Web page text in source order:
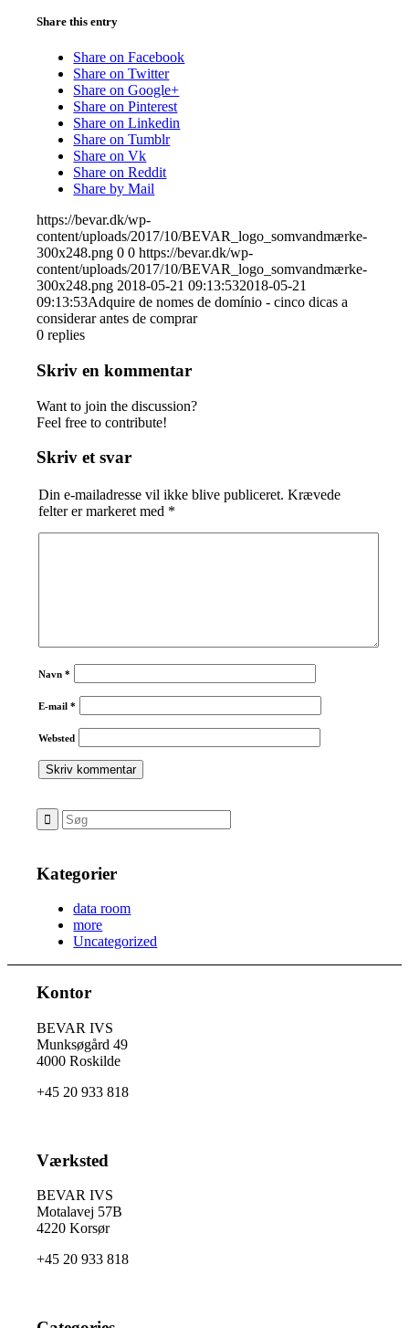
Share this entry
Share on Facebook
Share on Twitter
Share on Google+
Share on Pinterest
Share on Linkedin
Share on Tumblr
Share on Vk
Share on Reddit
Share by Mail
https://bevar.dk/wp-
content/uploads/2017/10/BEVAR_logo_somvandmærke-
300x248.png 0 0 https://bevar.dk/wp-
content/uploads/2017/10/BEVAR_logo_somvandmærke-
300x248.png 2018-05-21 09:13:532018-05-21
09:13:53Adquire de nomes de domínio - cinco dicas a
considerar antes de comprar
0 replies
Skriv en kommentar
Want to join the discussion?
Feel free to contribute!
Skriv et svar
Din e-mailadresse vil ikke blive publiceret. Krævede
felter er markeret med *
Navn*
E-mail*
Websted
Kategorier
data room
more
Uncategorized
Kontor
BEVAR IVS
Munksøgård 49
4000 Roskilde
+45 20 933 818
Værksted
BEVAR IVS
Motalavej 57B
4220 Korsør
+45 20 933 818